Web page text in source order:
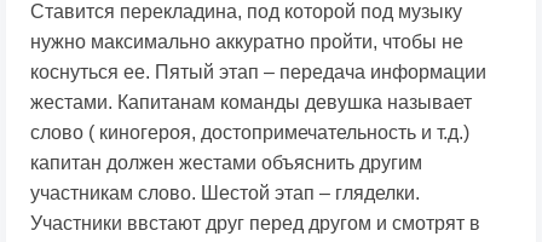
Ставится перекладина, под которой под музыку
нужно максимально аккуратно пройти, чтобы не
коснуться ее. Пятый этап – передача информации
жестами. Капитанам команды девушка называет
слово ( киногероя, достопримечательность и т.д.)
капитан должен жестами объяснить другим
участникам слово. Шестой этап – гляделки.
Участники ввстают друг перед другом и смотрят в